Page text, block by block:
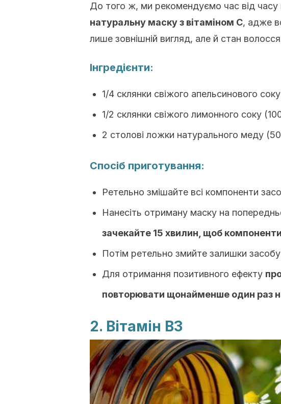
До того ж, ми рекомендуємо час від часу
натуральну маску з вітаміном С, адже
лише зовнішній вигляд, але й стан
Інгредієнти:
1/4 склянки свіжого апельсинового
1/2 склянки свіжого лимонного соку
2 столові ложки натурального меду (50
Спосіб приготування:
Ретельно змішайте всі компоненти
Нанесіть отриману маску на
зачекайте 15 хвилин, щоб
Потім ретельно змийте залишки
Для отримання позитивного ефекту
повторювати щонайменше один раз
2. Вітамін В3